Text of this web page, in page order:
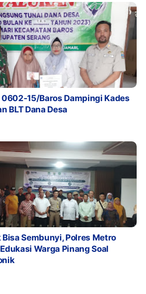
15/Baros Dampingi Kades
BLT Dana Desa
Bisa Sembunyi, Polres Metro
Warga Pinang Soal